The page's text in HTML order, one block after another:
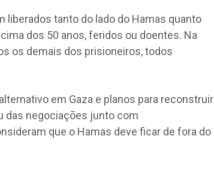
liberados tanto do lado do Hamas quanto
dos 50 anos, feridos ou doentes. Na
os demais dos prisioneiros, todos
em Gaza e planos para reconstruir
das negociações junto com
que o Hamas deve ficar de fora do